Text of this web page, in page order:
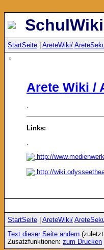
SchulWiki
StartSeite AreteWiki/
»
Arete Wiki /
.
Links:
http://
http://
StartSeite AreteWiki/
Text dieser Seite ändern
Zusatzfunktionen: zum Drucken